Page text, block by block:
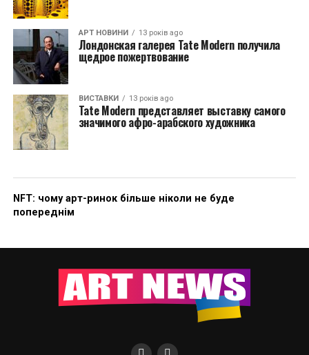
АРТ НОВИНИ 13 років ago
Лондонская галерея Tate Modern получила
щедрое пожертвование
ВИСТАВКИ 13 років ago
Tate Modern представляет выставку самого
значимого афро-арабского художника
NFT: чому арт-ринок більше ніколи не буде
попереднім